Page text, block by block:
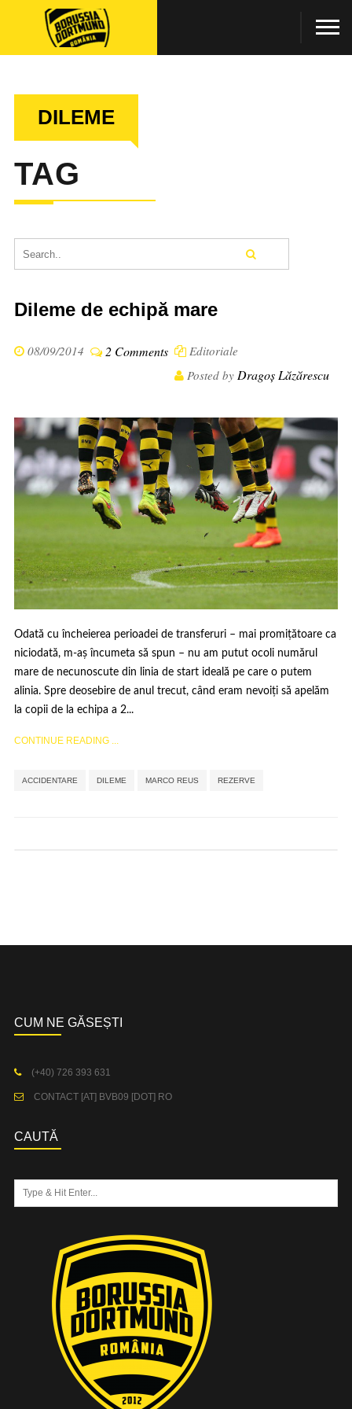
DILEME
TAG
Dileme de echipă mare
08/09/2014 2 Comments
Editoriale
Posted by Dragoș Lăzărescu
Odată cu încheierea perioadei de transferuri – mai promițătoare ca
niciodată, m-aș încumeta să spun – nu am putut ocoli numărul
mare de necunoscute din linia de start ideală pe care o putem
alinia. Spre deosebire de anul trecut, când eram nevoiți să apelăm
la copii de la echipa a 2...
CONTINUE READING ...
ACCIDENTARE DILEME MARCO REUS REZERVE
CUM NE GĂSEȘTI
(+40) 726 393 631
CONTACT [AT] BVB09 [DOT] RO
CAUTĂ